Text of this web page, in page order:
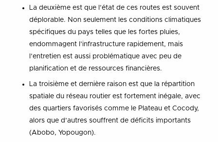
La deuxième est que l’état de ces routes est souvent
déplorable. Non seulement les conditions climatiques
spécifiques du pays telles que les fortes pluies,
endommagent l’infrastructure rapidement, mais
l’entretien est aussi problématique avec peu de
planification et de ressources financières.
La troisième et dernière raison est que la répartition
spatiale du réseau routier est fortement inégale, avec
des quartiers favorisés comme le Plateau et Cocody,
alors que d’autres souffrent de déficits importants
(Abobo, Yopougon).